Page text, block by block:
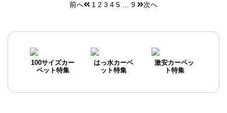
稿
ビ
前へ 1 2 3 4 5 9 次へ
100サイズカー
ペット特集
はっ水カーペ
ット特集
激安カーペッ
ト特集